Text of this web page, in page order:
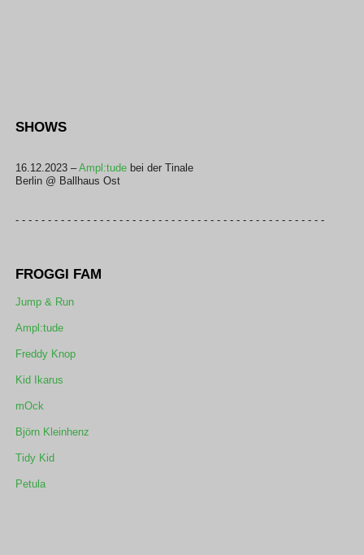
SHOWS
16.12.2023 –Ampl:tude bei der Tinale
Berlin @ Ballhaus Ost
- - - - - - - - - - - - - - - - - - - - - - - - - - - - - - - - - - - - - - - - - - - - - - - -
FROGGI FAM
Jump & Run
Ampl:tude
Freddy Knop
Kid Ikarus
mOck
Björn Kleinhenz
Tidy Kid
Petula